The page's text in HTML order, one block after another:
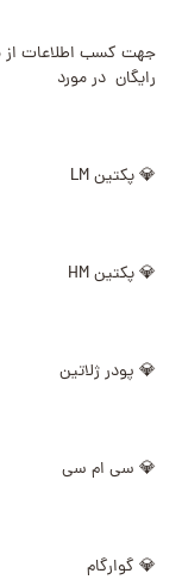
جهت کسب اطلاعات از
رایگان در مورد
💎 پکتین LM
💎 پکتین HM
💎 پودر ژلاتین
💎 سی ام سی
💎 گوارگام